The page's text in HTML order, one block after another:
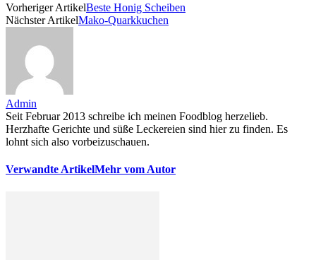
Vorheriger ArtikelBeste Honig Scheiben
Nächster ArtikelMako-Quarkkuchen
Admin
Seit Februar 2013 schreibe ich meinen Foodblog herzelieb.
Herzhafte Gerichte und süße Leckereien sind hier zu finden. Es
lohnt sich also vorbeizuschauen.
Verwandte ArtikelMehr vom Autor